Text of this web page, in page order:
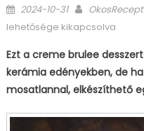
Posted
on
2024-10-31 Author
lehetősége kikapcsolva
Ezt a creme brulee
kerámia edényekben, de
mosatlannal, elkészíthető